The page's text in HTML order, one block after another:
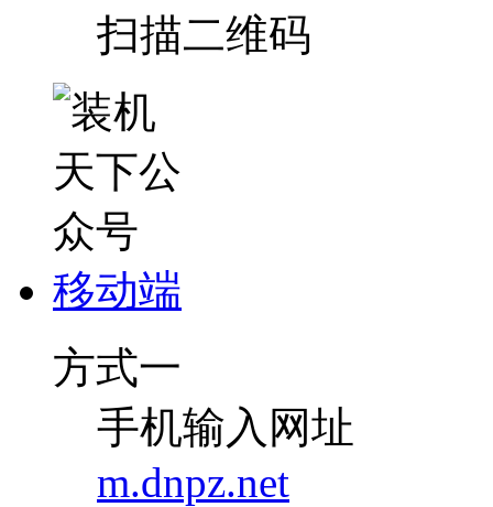
扫描二维码
移动端
方式一
手机输入网址
m.dnpz.net